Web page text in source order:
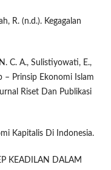
R. (n.d.). Kegagalan
C. A., Sulistiyowati, E.,
– Prinsip Ekonomi Islam
Riset Dan Publikasi
Kapitalis Di Indonesia.
KEADILAN DALAM